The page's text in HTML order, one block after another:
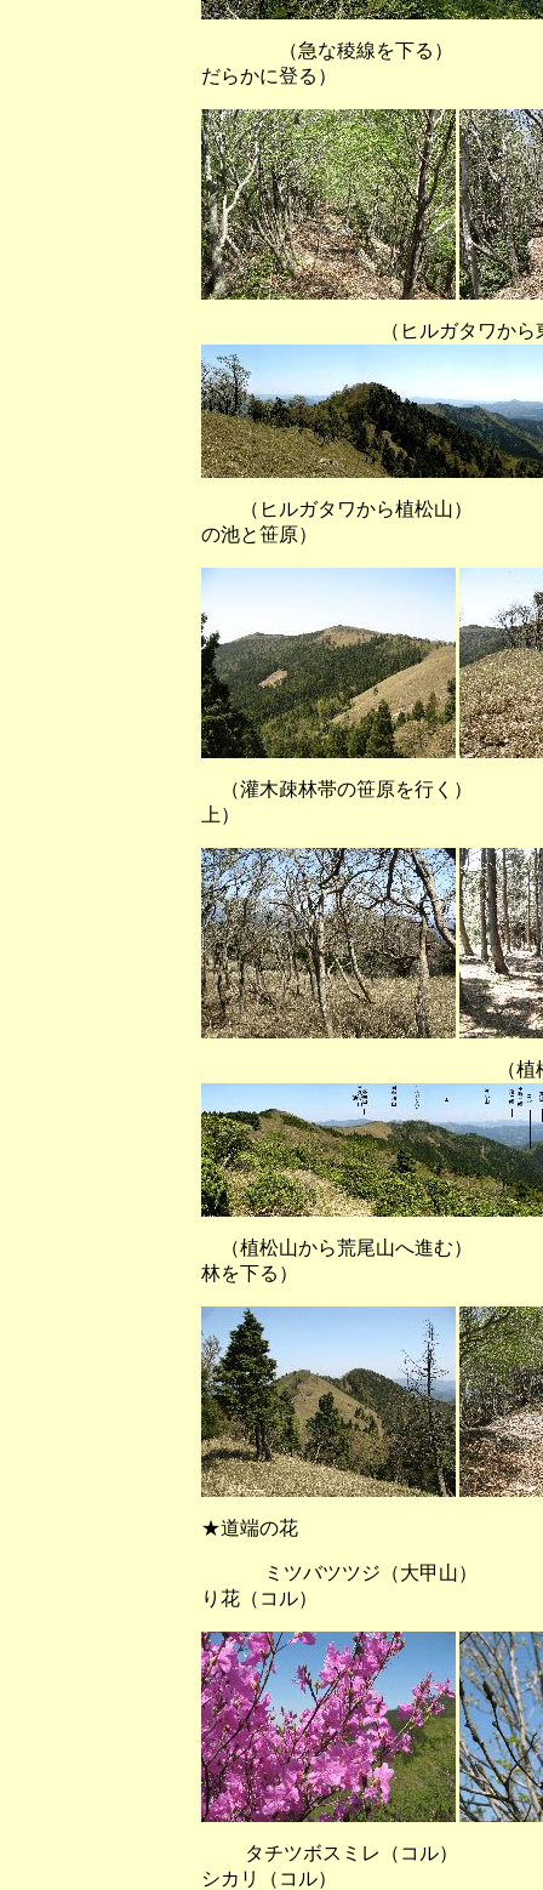
（急な稜線を下る） （コルを
だらかに登る）
（ヒルガタワから東～南～
（ヒルガタワから植
の池と笹原）
（灌木疎林帯の笹原を行く）
上）
（植松山頂上から
（植松山から荒尾山へ進む） （
林を下る）
★道端の花
ミツバツツジ（大甲山） タ
り花（コル）
タチツボスミレ（コ
シカリ（コル）